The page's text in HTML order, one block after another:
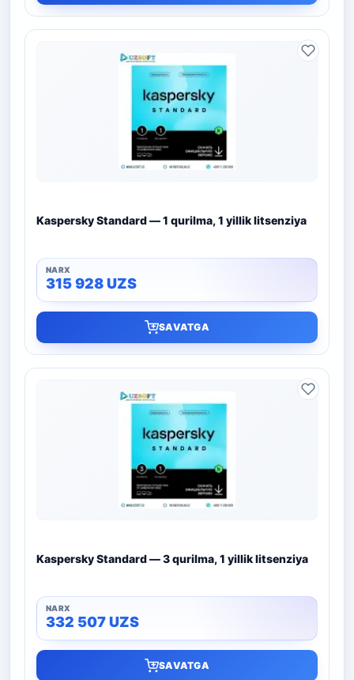
Kaspersky Standard — 1 qurilma, 1 yillik litsenziya
315 928UZS
SAVATGA
Kaspersky Standard — 3 qurilma, 1 yillik litsenziya
332 507UZS
SAVATGA